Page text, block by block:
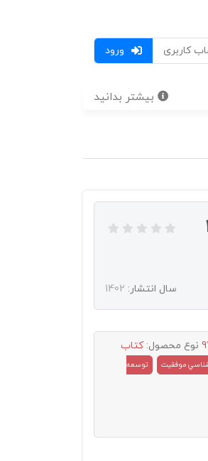
ورود
کاربری
بیشتر بدانید
21
سال انتشار: 1402
نوع محصول:کتاب
موفقيت
توسعه